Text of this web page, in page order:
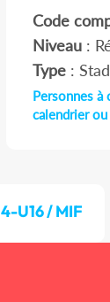
Code
Niveau:
Type:
Personnes à
calendrier
U16 / MIF